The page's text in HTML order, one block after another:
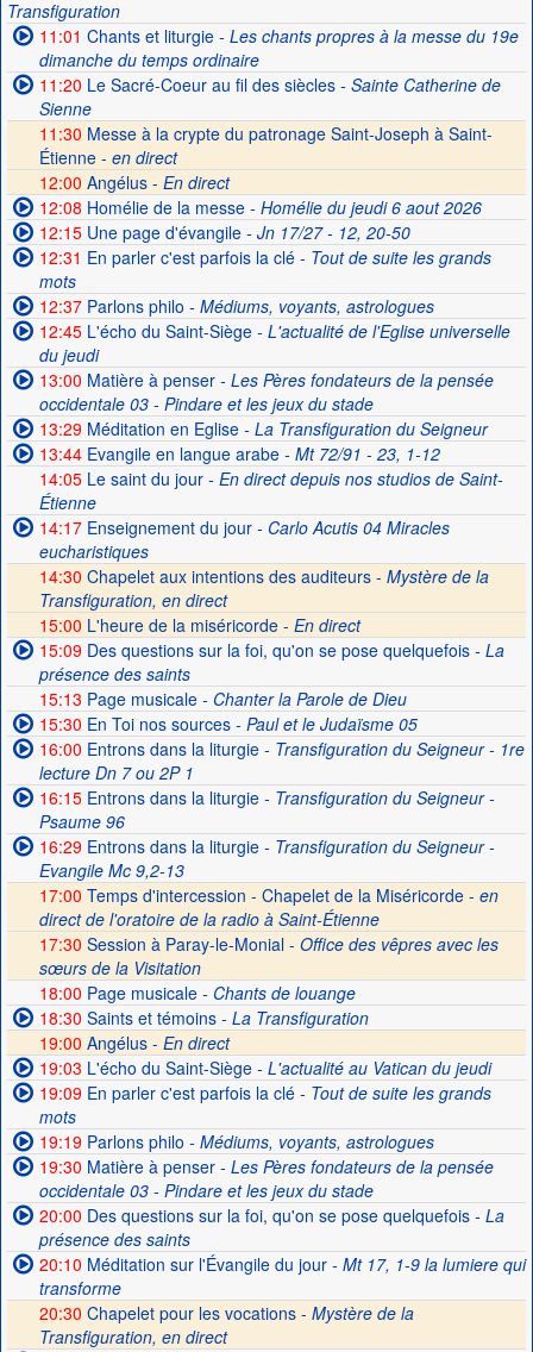
Transfiguration
11:01 Chants et liturgie- Les chants propres à la messe du 19e
dimanche du temps ordinaire
11:20 Le Sacré-Coeur au fil des siècles- Sainte Catherine de
Sienne
11:30 Messe à la crypte du patronage Saint-Joseph à Saint-
Étienne - en direct
12:00 Angélus - En direct
12:08 Homélie de la messe- Homélie du jeudi 6 aout 2026
12:15Une page d'évangile- Jn 17/27 - 12, 20-50
12:31 En parler c'est parfois la clé- Tout de suite les grands
mots
12:37Parlons philo - Médiums, voyants, astrologues
12:45L'écho du Saint-Siège- L'actualité de l'Eglise universelle
du jeudi
13:00 Matière à penser- Les Pères fondateurs de la pensée
occidentale 03 - Pindare et les jeux du stade
13:29Méditation en Eglise- La Transfiguration du Seigneur
13:44Evangile en langue arabe- Mt 72/91 - 23, 1-12
14:05Le saint du jour- En direct depuis nos studios de Saint-
Étienne
14:17Enseignement du jour- Carlo Acutis 04 Miracles
eucharistiques
14:30 Chapelet aux intentions des auditeurs - Mystère de la
Transfiguration, en direct
15:00 L'heure de la miséricorde - En direct
15:09Des questions sur la foi, qu'on se pose quelquefois- La
présence des saints
15:13 Page musicale- Chanter la Parole de Dieu
15:30 En Toi nos sources- Paul et le Judaïsme 05
16:00 Entrons dans la liturgie- Transfiguration du Seigneur - 1re
lecture Dn 7 ou 2P 1
16:15Entrons dans la liturgie- Transfiguration du Seigneur -
Psaume 96
16:29Entrons dans la liturgie- Transfiguration du Seigneur -
Evangile Mc 9,2-13
17:00 Temps d'intercession - Chapelet de la Miséricorde - en
direct de l'oratoire de la radio à Saint-Étienne
17:30 Session à Paray-le-Monial - Office des vêpres avec les
sœurs de la Visitation
18:00 Page musicale- Chants de louange
18:30 Saints et témoins- La Transfiguration
19:00 Angélus - En direct
19:03 L'écho du Saint-Siège- L'actualité au Vatican du jeudi
19:09En parler c'est parfois la clé- Tout de suite les grands
mots
19:19Parlons philo - Médiums, voyants, astrologues
19:30 Matière à penser- Les Pères fondateurs de la pensée
occidentale 03 - Pindare et les jeux du stade
20:00 Des questions sur la foi, qu'on se pose quelquefois- La
présence des saints
20:10 Méditation sur l'Évangile du jour- Mt 17, 1-9 la lumiere qui
transforme
20:30 Chapelet pour les vocations - Mystère de la
Transfiguration, en direct